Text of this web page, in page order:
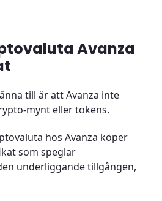
Avanza
till är att Avanza inte
mynt eller tokens.
hos Avanza köper
som speglar
underliggande tillgången,